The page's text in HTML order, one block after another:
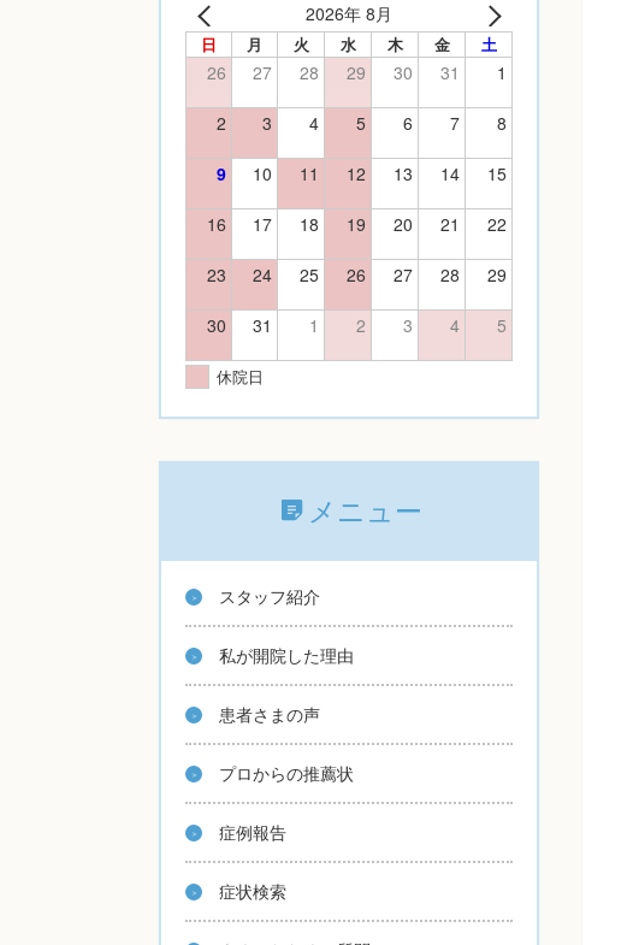
2026年 8月
日 月 火 水 木 金 土
26 27 28 29 30 31 1
2 3 4 5 6 7 8
9 10 11 12 13 14 15
16 17 18 19 20 21 22
23 24 25 26 27 28 29
30 31 1 2 3 4 5
休院日
メニュー
スタッフ紹介
私が開院した理由
患者さまの声
プロからの推薦状
症例報告
症状検索